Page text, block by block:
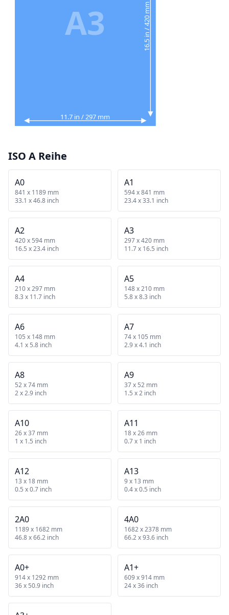
11.7 in / 297 mm
16.5 in / 420 mm
A3
ISO A Reihe
A0
841 x 1189 mm
33.1 x 46.8 inch
A1
594 x 841 mm
23.4 x 33.1 inch
A2
420 x 594 mm
16.5 x 23.4 inch
A3
297 x 420 mm
11.7 x 16.5 inch
A4
210 x 297 mm
8.3 x 11.7 inch
A5
148 x 210 mm
5.8 x 8.3 inch
A6
105 x 148 mm
4.1 x 5.8 inch
A7
74 x 105 mm
2.9 x 4.1 inch
A8
52 x 74 mm
2 x 2.9 inch
A9
37 x 52 mm
1.5 x 2 inch
A10
26 x 37 mm
1 x 1.5 inch
A11
18 x 26 mm
0.7 x 1 inch
A12
13 x 18 mm
0.5 x 0.7 inch
A13
9 x 13 mm
0.4 x 0.5 inch
2A0
1189 x 1682 mm
46.8 x 66.2 inch
4A0
1682 x 2378 mm
66.2 x 93.6 inch
A0+
914 x 1292 mm
36 x 50.9 inch
A1+
609 x 914 mm
24 x 36 inch